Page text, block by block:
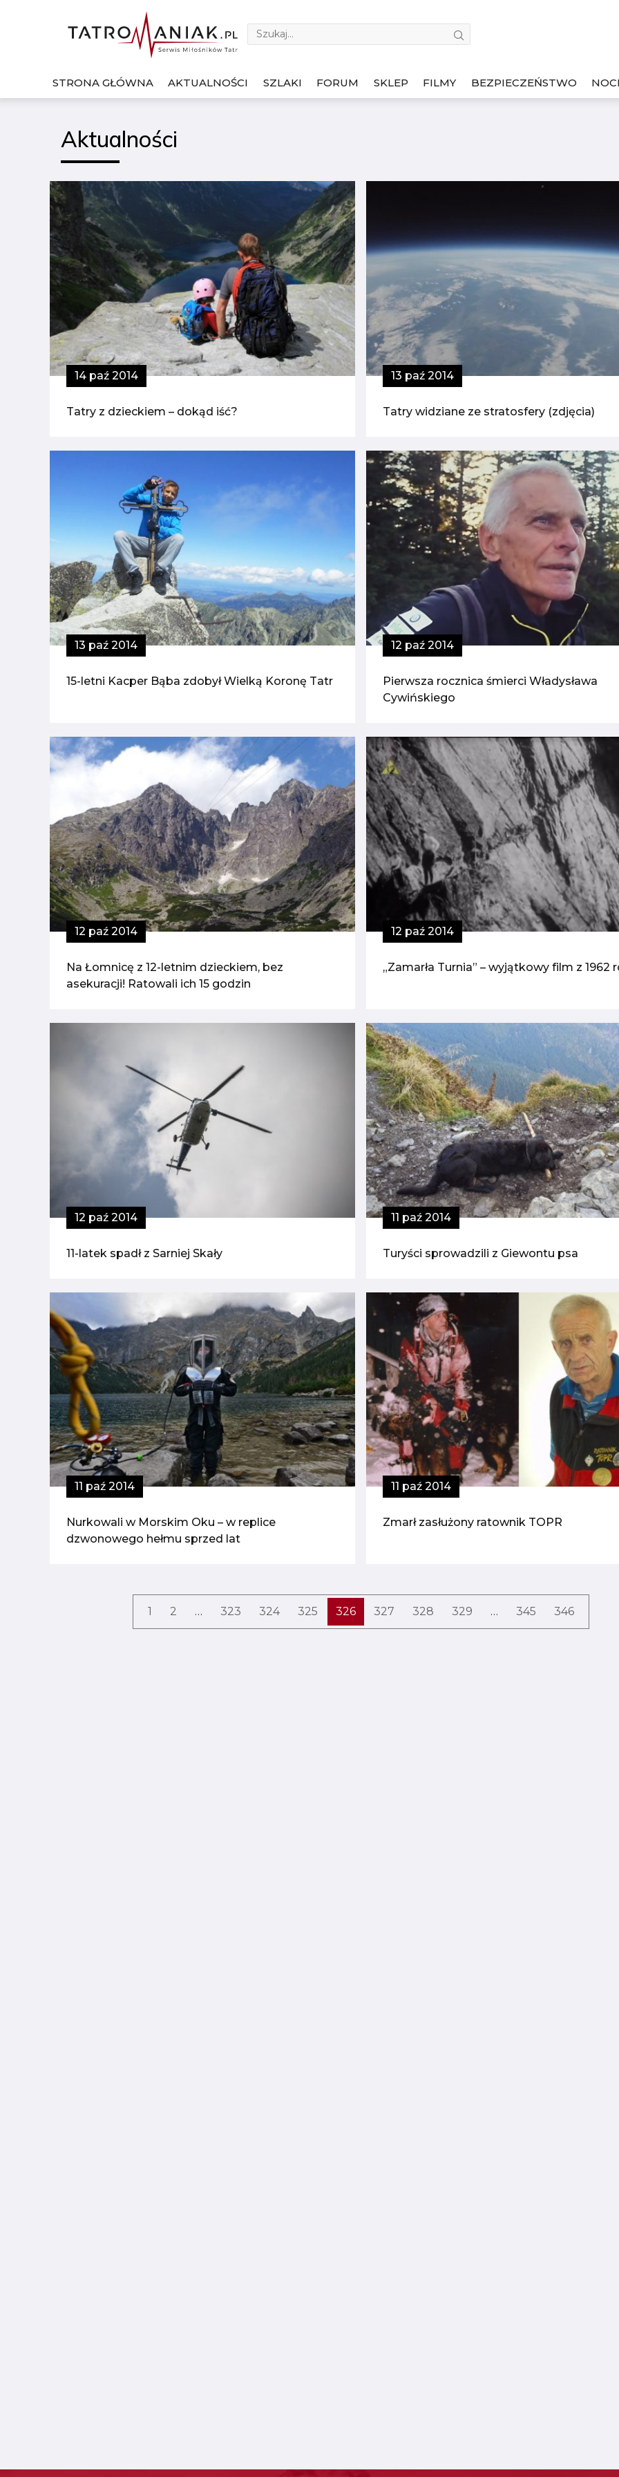
STRONA GŁÓWNA AKTUALNOŚCI SZLAKI FORUM SKLEP FILMY BEZPIECZEŃSTWO
Aktualności
14 paź 2014
Tatry z dzieckiem – dokąd iść?
13 paź 2014
Tatry widziane ze stratosfery (zdjęcia)
13 paź 2014
15-letni Kacper Bąba zdobył Wielką Koronę Tatr
12 paź 2014
Pierwsza rocznica śmierci Władysława
Cywińskiego
12 paź 2014
Na Łomnicę z 12-letnim dzieckiem, bez
asekuracji! Ratowali ich 15 godzin
12 paź 2014
„Zamarła Turnia” – wyjątkowy film z 1962
12 paź 2014
11-latek spadł z Sarniej Skały
11 paź 2014
Turyści sprowadzili z Giewontu psa
11 paź 2014
Nurkowali w Morskim Oku – w replice
dzwonowego hełmu sprzed lat
11 paź 2014
Zmarł zasłużony ratownik TOPR
1 2 … 323 324 325 326 327 328 329 … 345 346